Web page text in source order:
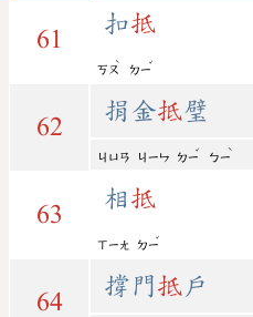
61
扣抵
ㄎㄡ
ˋ
ㄉㄧ
ˇ
62
捐金抵璧
ㄐㄩㄢ ㄐㄧㄣ ㄉㄧ
ˇ
ㄅㄧ
ˋ
63
相抵
ㄒㄧㄤ ㄉㄧ
ˇ
64
撐門抵 戶